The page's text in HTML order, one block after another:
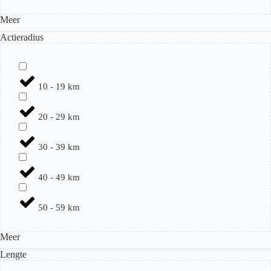
Meer
Actieradius
10 - 19 km
20 - 29 km
30 - 39 km
40 - 49 km
50 - 59 km
Meer
Lengte